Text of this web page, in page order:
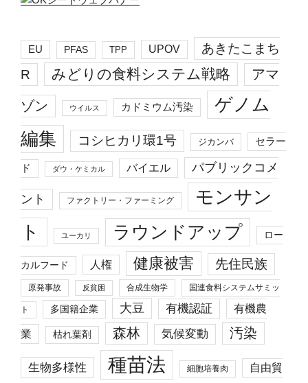
EU PFAS TPP UPOV
あきたこまち
R
みどりの食料システム戦略 アマ
ゾン ウイルス カドミウム汚染
ゲノム
編集
コシヒカリ環1号 ジカンバ セラー
ド ダウ・ケミカル バイエル パブリックコメ
ント ファクトリー・ファーミング
モンサン
ト
ユーカリ ラウンドアップ ロー
カルフード 人権 健康被害 先住民族
原発事故 反貧困 合成生物学 国連食料システムサミッ
ト 多国籍企業 大豆 有機認証 有機農
業 枯れ葉剤 森林 気候変動 汚染
生物多様性 種苗法 細胞培養肉 自由貿